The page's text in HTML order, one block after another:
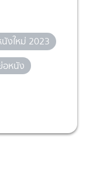
งใหม่ 2023
อหนัง